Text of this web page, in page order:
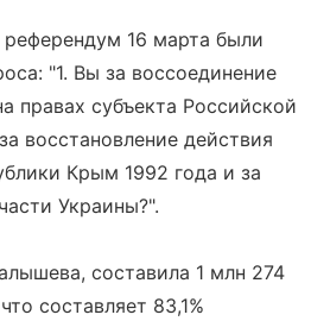
16 марта были
"1. Вы за воссоединение
правах субъекта Российской
восстановление действия
Крым 1992 года и за
Украины?".
составила 1 млн 274
составляет 83,1%